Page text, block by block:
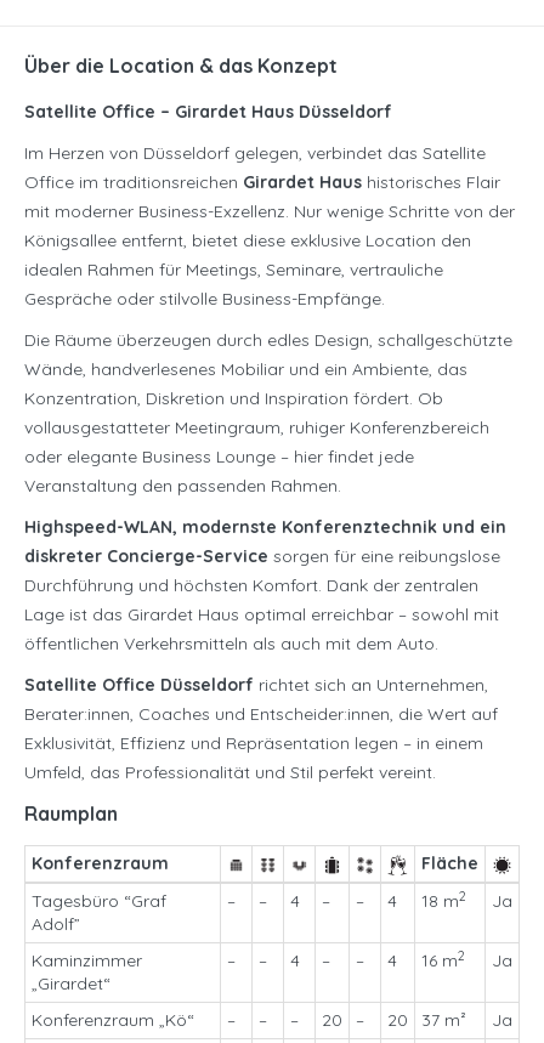
Über die Location & das Konzept
Satellite Office – Girardet Haus Düsseldorf
Im Herzen von Düsseldorf gelegen, verbindet das Satellite
Office im traditionsreichen Girardet Haus historisches Flair
mit moderner Business-Exzellenz. Nur wenige Schritte von der
Königsallee entfernt, bietet diese exklusive Location den
idealen Rahmen für Meetings, Seminare, vertrauliche
Gespräche oder stilvolle Business-Empfänge.
Die Räume überzeugen durch edles Design, schallgeschützte
Wände, handverlesenes Mobiliar und ein Ambiente, das
Konzentration, Diskretion und Inspiration fördert. Ob
vollausgestatteter Meetingraum, ruhiger Konferenzbereich
oder elegante Business Lounge – hier findet jede
Veranstaltung den passenden Rahmen.
Highspeed-WLAN, modernste Konferenztechnik und ein
diskreter Concierge-Service sorgen für eine reibungslose
Durchführung und höchsten Komfort. Dank der zentralen
Lage ist das Girardet Haus optimal erreichbar – sowohl mit
öffentlichen Verkehrsmitteln als auch mit dem Auto.
Satellite Office Düsseldorf richtet sich an Unternehmen,
Berater:innen, Coaches und Entscheider:innen, die Wert auf
Exklusivität, Effizienz und Repräsentation legen – in einem
Umfeld, das Professionalität und Stil perfekt vereint.
Raumplan
Konferenzraum
Fläche
Tagesbüro “Graf
Adolf”
– – 4 – – 4 18 m2 Ja
Kaminzimmer
„Girardet“
– – 4 – – 4 16 m2 Ja
Konferenzraum „Kö“ – – – 20 – 20 37 m²
Ja